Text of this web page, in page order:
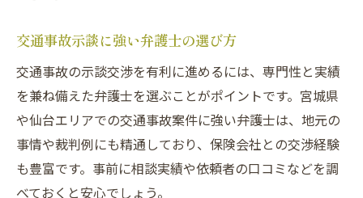
交通事故示談に強い弁護士の選び方
交通事故の示談交渉を有利に進めるには、専門性と実績
を兼ね備えた弁護士を選ぶことがポイントです。宮城県
や仙台エリアでの交通事故案件に強い弁護士は、地元の
事情や裁判例にも精通しており、保険会社との交渉経験
も豊富です。事前に相談実績や依頼者の口コミなどを調
べておくと安心でしょう。